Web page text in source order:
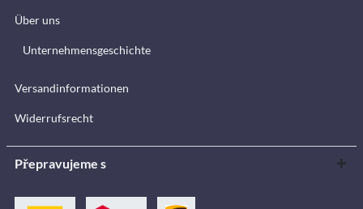
Über uns
Unternehmensgeschichte
Versandinformationen
Widerrufsrecht
Přepravujeme s